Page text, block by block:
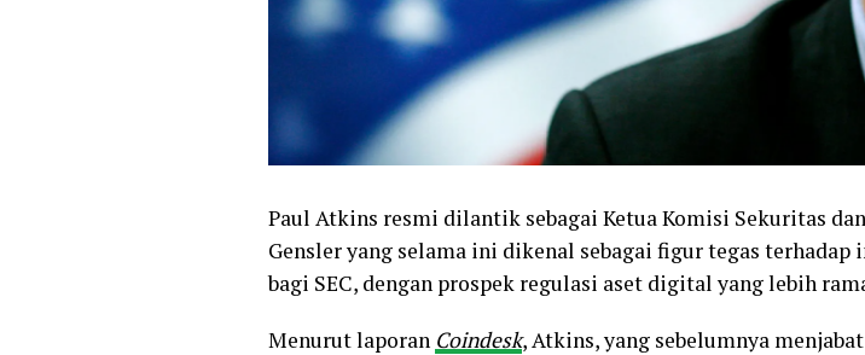
Paul Atkins resmi dilantik sebagai Ketua Komisi Sekuritas
Gensler yang selama ini dikenal sebagai figur tegas
bagi SEC, dengan prospek regulasi aset digital yang lebih
Menurut laporan Coindesk, Atkins, yang sebelumnya